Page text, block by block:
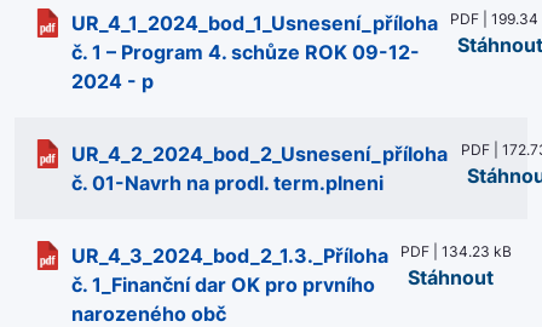
UR_4_1_2024_bod_1_Usnesení_příloha
č. 1 – Program 4. schůze ROK 09-12-
2024 - p
PDF | 199.34
Stáhnout
UR_4_2_2024_bod_2_Usnesení_příloha
č. 01-Navrh na prodl. term.plneni
PDF |
UR_4_3_2024_bod_2_1.3._Příloha
č. 1_Finanční dar OK pro prvního
narozeného obč
PDF | 134.23 kB
Stáhnout